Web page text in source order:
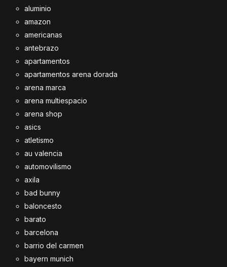
aluminio
amazon
americanas
antebrazo
apartamentos
apartamentos arena dorada
arena marca
arena multiespacio
arena shop
asics
atletismo
au valencia
automovilismo
axila
bad bunny
baloncesto
barato
barcelona
barrio del carmen
bayern munich